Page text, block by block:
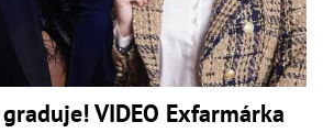
VIDEO Exfarmárka